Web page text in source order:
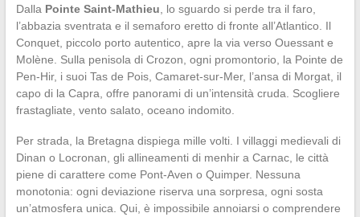
Dalla Pointe Saint-Mathieu , lo sguardo si perde tra il faro,
l’abbazia sventrata e il semaforo eretto di fronte all’Atlantico. Il
Conquet, piccolo porto autentico, apre la via verso Ouessant e
Molène. Sulla penisola di Crozon, ogni promontorio, la Pointe de
Pen-Hir, i suoi Tas de Pois, Camaret-sur-Mer, l’ansa di Morgat, il
capo di la Capra, offre panorami di un’intensità cruda. Scogliere
frastagliate, vento salato, oceano indomito.
Per strada, la Bretagna dispiega mille volti. I villaggi medievali di
Dinan o Locronan, gli allineamenti di menhir a Carnac, le città
piene di carattere come Pont-Aven o Quimper. Nessuna
monotonia: ogni deviazione riserva una sorpresa, ogni sosta
un’atmosfera unica. Qui, è impossibile annoiarsi o comprendere